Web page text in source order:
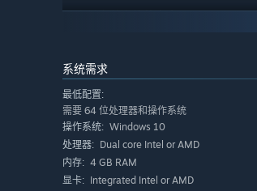
自带多种字体的文本工具
使用Fast RotSprite算法的像素画旋转
将图案应用到图像上
从图像上抓取图案
像素完美的预览小窗
无限画布尺寸
系统需求
最低配置:
需要 64 位处理器和操作系统
操作系统: Windows 10
处理器: Dual core Intel or AMD
内存: 4 GB RAM
显卡: Integrated Intel or AMD